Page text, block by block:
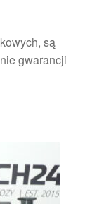
są
gwarancji